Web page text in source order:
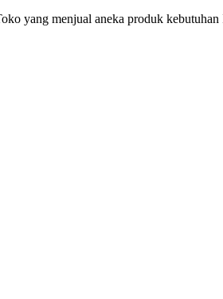
yang menjual aneka produk